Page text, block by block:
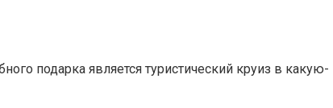
подарка является туристический круиз в какую-